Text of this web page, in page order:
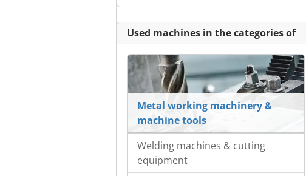
Used machines in the categories of
Metal working machinery &
machine tools
Welding machines & cutting
equipment